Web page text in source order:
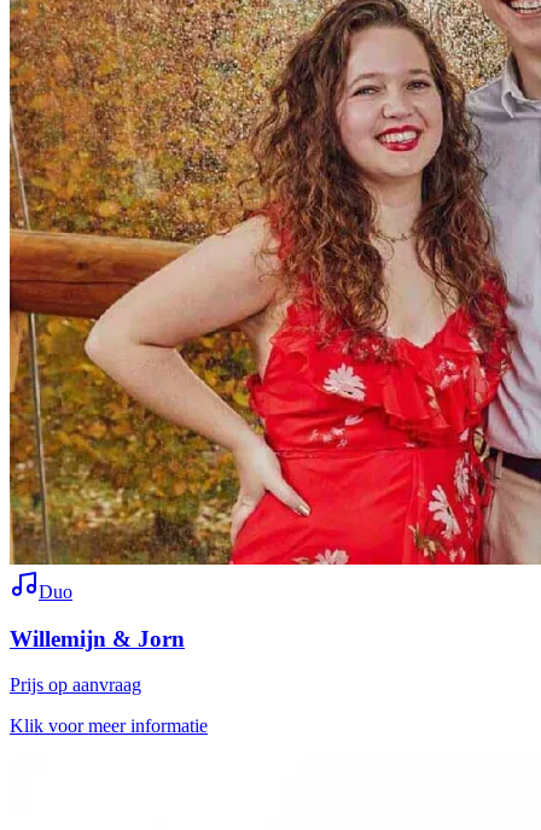
Duo
Willemijn & Jorn
Prijs op aanvraag
Klik voor meer informatie